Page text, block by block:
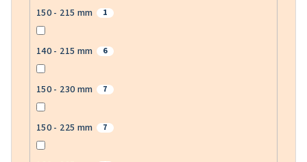
150 - 215 mm 1
140 - 215 mm 6
150 - 230 mm 7
150 - 225 mm 7